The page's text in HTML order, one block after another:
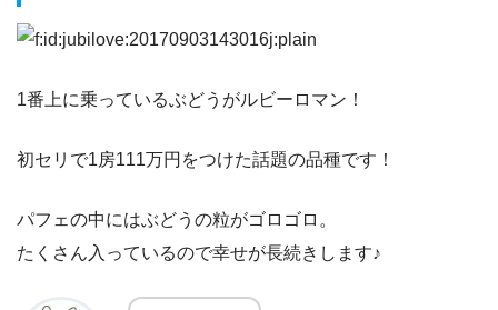
1番上に乗っているぶどうがルビーロマン！
初セリで1房111万円をつけた話題の品種です！
パフェの中にはぶどうの粒がゴロゴロ。
たくさん入っているので幸せが長続きします♪